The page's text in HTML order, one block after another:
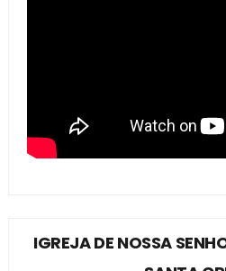
IGREJA DE NOSSA